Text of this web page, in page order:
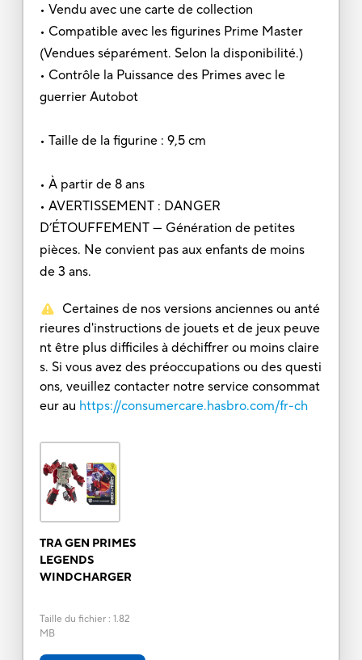
• Vendu avec une carte de collection
• Compatible avec les figurines Prime Master
(Vendues séparément. Selon la disponibilité.)
• Contrôle la Puissance des Primes avec le
guerrier Autobot
• Taille de la figurine : 9,5 cm
• À partir de 8 ans
• AVERTISSEMENT : DANGER
D’ÉTOUFFEMENT — Génération de petites
pièces. Ne convient pas aux enfants de moins
de 3 ans.
Certaines de nos versions anciennes ou anté
rieures d'instructions de jouets et de jeux peuve
nt être plus difficiles à déchiffrer ou moins claire
s. Si vous avez des préoccupations ou des questi
ons, veuillez contacter notre service consommat
eur au https://consumercare.hasbro.com/fr-ch
TRA GEN PRIMES
LEGENDS
WINDCHARGER
Taille du fichier: 1.82
MB